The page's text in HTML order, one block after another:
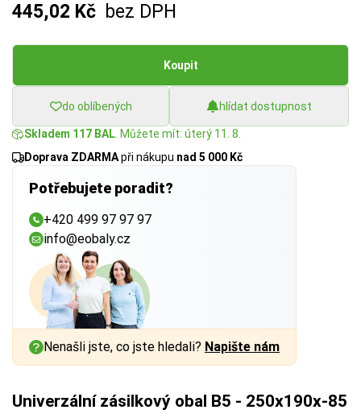
445,02 Kč bez DPH
Koupit
do oblíbených hlídat dostupnost
Skladem 117 BAL . Můžete mít: úterý 11. 8.
Doprava ZDARMApři nákupu nad 5 000 Kč
Potřebujete poradit?
+420 499 97 97 97
info@eobaly.cz
Nenašli jste, co jste hledali? Napište nám
Univerzální zásilkový obal B5 - 250x190x-85